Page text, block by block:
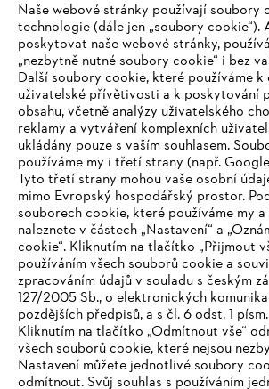
Společnost
STIHL FAQ
Služby
IHR BROWSER WIRD
UNTERSTÜTZT
Naše webové stránky používají soubory
technologie (dále jen „soubory cookie“).
poskytovat naše webové stránky,
„nezbytně nutné soubory cookie“ i bez
Další soubory cookie, které používáme
uživatelské přívětivosti a k poskytování
obsahu, včetně analýzy uživatelského
reklamy a vytváření komplexních
ukládány pouze s vaším souhlasem.
používáme my i třetí strany (např.
Tyto třetí strany mohou vaše osobní
mimo Evropský hospodářský prostor.
souborech cookie, které používáme my
naleznete v částech „Nastavení“ a
cookie“. Kliknutím na tlačítko „Přijmout
používáním všech souborů cookie a
zpracováním údajů v souladu s českým
127/2005 Sb., o elektronických
pozdějších předpisů, a s čl. 6 odst. 1
Kliknutím na tlačítko „Odmítnout vše“
všech souborů cookie, které nejsou
Nastavení můžete jednotlivé soubory
odmítnout. Svůj souhlas s používáním